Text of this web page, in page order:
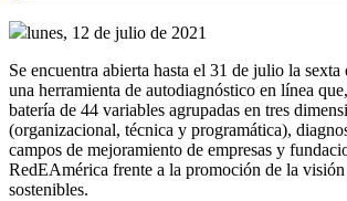
lunes, 12 de julio de 2021
Se encuentra abierta hasta el 31 de julio la
una herramienta de autodiagnóstico en línea
batería de 44 variables agrupadas en tres
(organizacional, técnica y programática),
campos de mejoramiento de empresas y
RedEAmérica frente a la promoción de la
sostenibles.